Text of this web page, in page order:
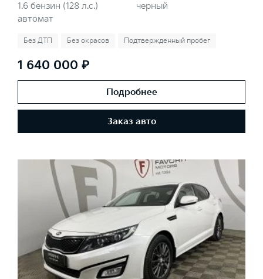
1.6 бензин (128 л.с.)
автомат
черный
Без ДТП Без окрасов Подтвержденный пробег
1 640 000 ₽
Подробнее
Заказ авто